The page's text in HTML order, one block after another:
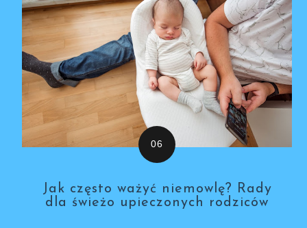
Jak często ważyć niemowlę? Rady
dla świeżo upieczonych rodziców